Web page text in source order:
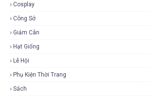
Cosplay
Công Sở
Giảm Cân
Hạt Giống
Lễ Hội
Phụ Kiện Thời Trang
Sách